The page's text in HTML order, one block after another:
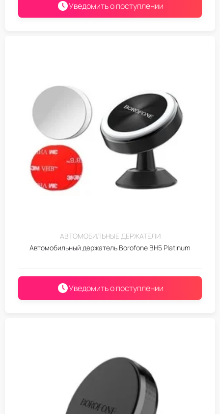
Уведомить о поступлении
АВТОМОБИЛЬНЫЕ ДЕРЖАТЕЛИ
Автомобильный держатель Borofone BH5 Platinum
Уведомить о поступлении